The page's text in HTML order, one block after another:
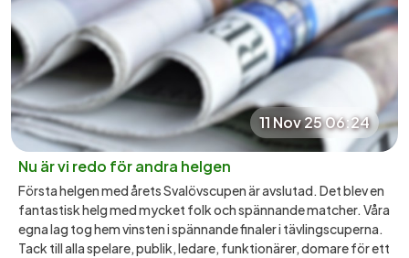
11 Nov 25 06:24
Nu är vi redo för andra helgen
Första helgen med årets Svalövscupen är avslutad. Det blev en
fantastisk helg med mycket folk och spännande matcher. Våra
egna lag tog hem vinsten i spännande finaler i tävlingscuperna.
Tack till alla spelare, publik, ledare, funktionärer, domare för ett